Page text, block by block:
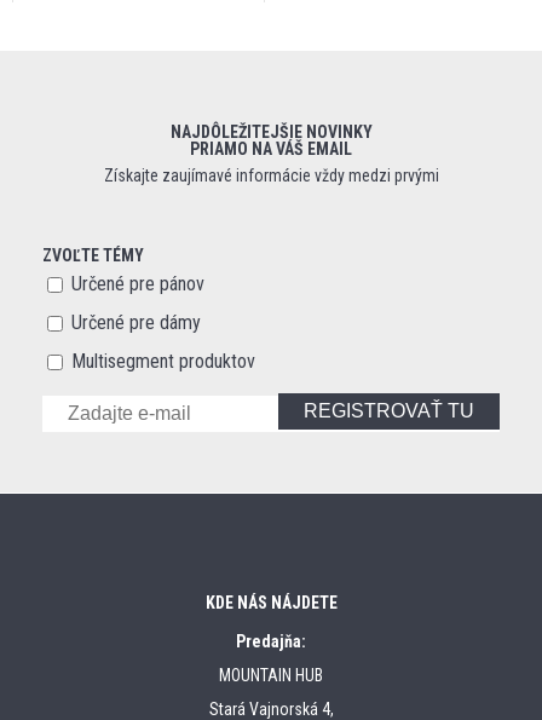
NAJDÔLEŽITEJŠIE NOVINKY
PRIAMO NA VÁŠ EMAIL
Získajte zaujímavé informácie vždy medzi prvými
ZVOĽTE TÉMY
Určené pre pánov
Určené pre dámy
Multisegment produktov
REGISTROVAŤ TU
KDE NÁS NÁJDETE
Predajňa:
MOUNTAIN HUB
Stará Vajnorská 4,